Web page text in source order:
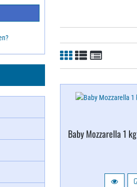
Baby Mozzarella 1 kg